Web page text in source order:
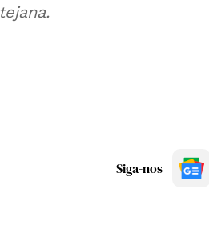
Siga-nos